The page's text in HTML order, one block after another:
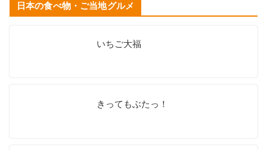
日本の食べ物・ご当地グルメ
いちご大福
きってもぶたっ！